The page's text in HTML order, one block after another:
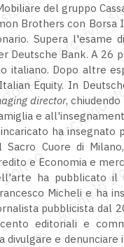
del gruppo
Brothers con
Supera l'esame
Deutsche Bank. A 26
italiano. Dopo altre
Equity. In
director,
e
ha
Sacro Cuore di
e Economia e
ha pubblicato
Micheli e ha
pubblicista
editoriali e
divulgare e